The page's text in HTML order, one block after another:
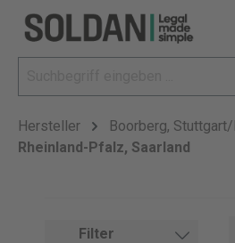
Hersteller
Boorberg,
Rheinland-Pfalz, Saarland
Filter